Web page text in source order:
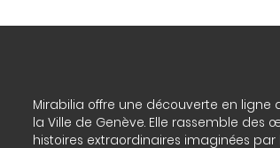
Mirabilia offre une découverte en ligne
la Ville de Genève. Elle rassemble des
histoires extraordinaires imaginées par